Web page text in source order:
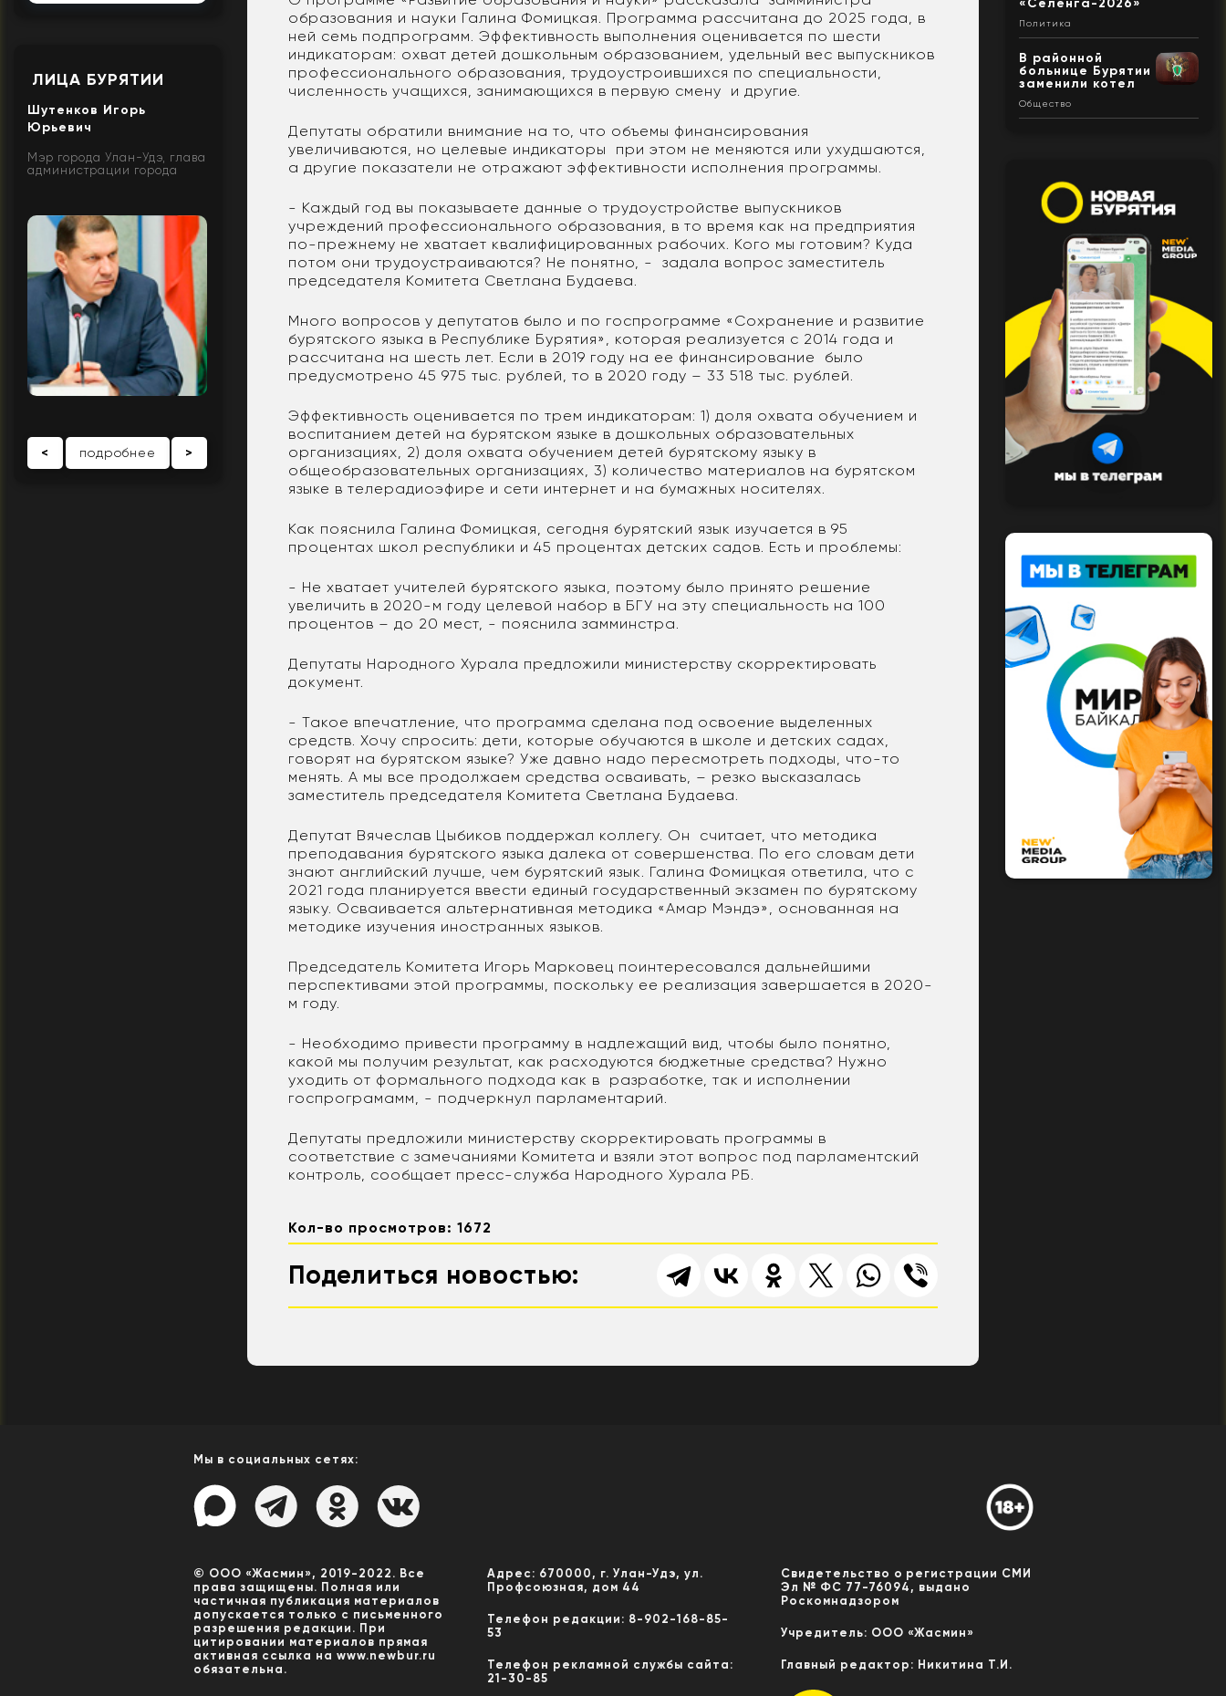
ЛИЦА БУРЯТИИ
Шутенков Игорь
Юрьевич
Мэр города Улан-Удэ, глава
администрации города
< подробнее >
образования и науки Галина Фомицкая. Программа рассчитана до 2025 года, в
ней семь подпрограмм. Эффективность выполнения оценивается по шести
индикаторам: охват детей дошкольным образованием, удельный вес выпускников
профессионального образования, трудоустроившихся по специальности,
численность учащихся, занимающихся в первую смену и другие.
Депутаты обратили внимание на то, что объемы финансирования
увеличиваются, но целевые индикаторы при этом не меняются или ухудшаются,
а другие показатели не отражают эффективности исполнения программы.
- Каждый год вы показываете данные о трудоустройстве выпускников
учреждений профессионального образования, в то время как на предприятия
по-прежнему не хватает квалифицированных рабочих. Кого мы готовим? Куда
потом они трудоустраиваются? Не понятно, - задала вопрос заместитель
председателя Комитета Светлана Будаева.
Много вопросов у депутатов было и по госпрограмме «Сохранение и развитие
бурятского языка в Республике Бурятия», которая реализуется с 2014 года и
рассчитана на шесть лет. Если в 2019 году на ее финансирование было
предусмотрено 45 975 тыс. рублей, то в 2020 году – 33 518 тыс. рублей.
Эффективность оценивается по трем индикаторам: 1) доля охвата обучением и
воспитанием детей на бурятском языке в дошкольных образовательных
организациях, 2) доля охвата обучением детей бурятскому языку в
общеобразовательных организациях, 3) количество материалов на бурятском
языке в телерадиоэфире и сети интернет и на бумажных носителях.
Как пояснила Галина Фомицкая, сегодня бурятский язык изучается в 95
процентах школ республики и 45 процентах детских садов. Есть и проблемы:
- Не хватает учителей бурятского языка, поэтому было принято решение
увеличить в 2020-м году целевой набор в БГУ на эту специальность на 100
процентов – до 20 мест, - пояснила замминстра.
Депутаты Народного Хурала предложили министерству скорректировать
документ.
- Такое впечатление, что программа сделана под освоение выделенных
средств. Хочу спросить: дети, которые обучаются в школе и детских садах,
говорят на бурятском языке? Уже давно надо пересмотреть подходы, что-то
менять. А мы все продолжаем средства осваивать, – резко высказалась
заместитель председателя Комитета Светлана Будаева.
Депутат Вячеслав Цыбиков поддержал коллегу. Он считает, что методика
преподавания бурятского языка далека от совершенства. По его словам дети
знают английский лучше, чем бурятский язык. Галина Фомицкая ответила, что с
2021 года планируется ввести единый государственный экзамен по бурятскому
языку. Осваивается альтернативная методика «Амар Мэндэ», основанная на
методике изучения иностранных языков.
Председатель Комитета Игорь Марковец поинтересовался дальнейшими
перспективами этой программы, поскольку ее реализация завершается в 2020-
м году.
- Необходимо привести программу в надлежащий вид, чтобы было понятно,
какой мы получим результат, как расходуются бюджетные средства? Нужно
уходить от формального подхода как в разработке, так и исполнении
госпрограмамм, - подчеркнул парламентарий.
Депутаты предложили министерству скорректировать программы в
соответствие с замечаниями Комитета и взяли этот вопрос под парламентский
контроль, сообщает пресс-служба Народного Хурала РБ.
Кол-во просмотров: 1672
Поделиться новостью:
«Селенга-2026»
Политика
В районной
больнице Бурятии
заменили котел
Общество
Мы в социальных сетях:
© ООО «Жасмин», 2019-2022. Все
права защищены. Полная или
частичная публикация материалов
допускается только с письменного
разрешения редакции. При
цитировании материалов прямая
активная ссылка на www.newbur.ru
обязательна.
Адрес: 670000, г. Улан-Удэ, ул.
Профсоюзная, дом 44
Телефон редакции: 8-902-168-85-
53
Телефон рекламной службы сайта:
21-30-85
Свидетельство о регистрации СМИ
Эл № ФС 77-76094, выдано
Роскомнадзором
Учредитель: ООО «Жасмин»
Главный редактор: Никитина Т.И.